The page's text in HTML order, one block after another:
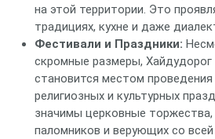
на этой территории. Это
традициях, кухне и даже
Фестивали и Праздники:
скромные размеры, Хайдудорог
становится местом
религиозных и культурных
значимы церковные
паломников и верующих со всей